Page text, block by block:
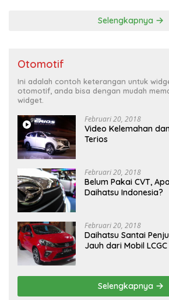
Selengkapnya
Otomotif
Ini adalah contoh keterangan untuk
otomotif, anda bisa dengan mudah
widget.
Februari 20, 2018
Video Kelemahan
Terios
Februari 20, 2018
Belum Pakai CVT,
Daihatsu Indonesia?
Februari 20, 2018
Daihatsu Santai
Jauh dari Mobil LCGC
Selengkapnya